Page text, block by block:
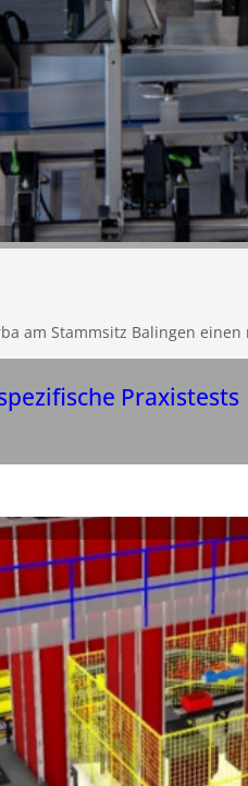
am Stammsitz Balingen einen
Praxistests